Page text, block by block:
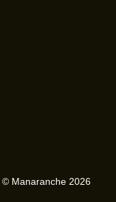
© Manaranche 2026